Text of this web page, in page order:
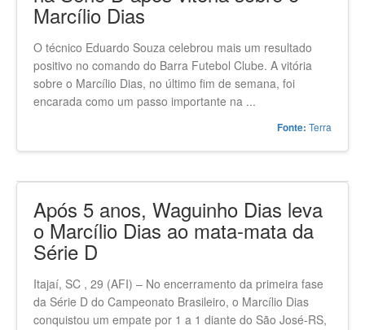
Eduardo Souza destaca
consistência e evolução do Barra
na Série D após vitória sobre o
Marcílio Dias
O técnico Eduardo Souza celebrou mais um resultado
positivo no comando do Barra Futebol Clube. A vitória
sobre o Marcílio Dias, no último fim de semana, foi
Após 5 anos, Waguinho Dias leva
o Marcílio Dias ao mata-mata da
Série D